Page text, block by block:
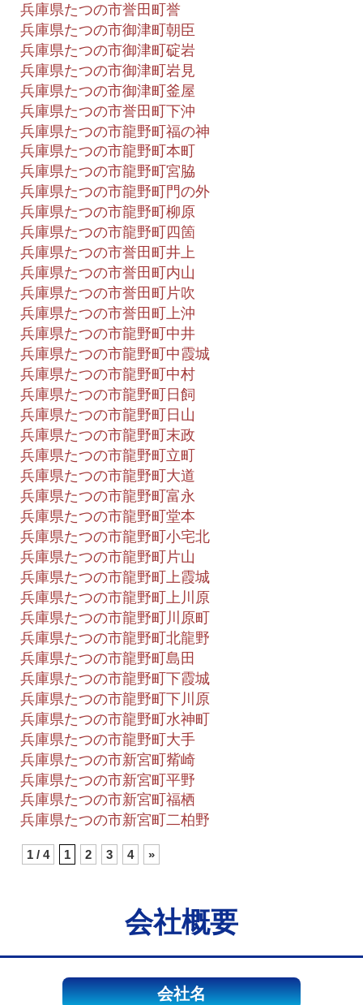
兵庫県たつの市誉田町誉
兵庫県たつの市御津町朝臣
兵庫県たつの市御津町碇岩
兵庫県たつの市御津町岩見
兵庫県たつの市御津町釜屋
兵庫県たつの市誉田町下沖
兵庫県たつの市龍野町福の神
兵庫県たつの市龍野町本町
兵庫県たつの市龍野町宮脇
兵庫県たつの市龍野町門の外
兵庫県たつの市龍野町柳原
兵庫県たつの市龍野町四箇
兵庫県たつの市誉田町井上
兵庫県たつの市誉田町内山
兵庫県たつの市誉田町片吹
兵庫県たつの市誉田町上沖
兵庫県たつの市龍野町中井
兵庫県たつの市龍野町中霞城
兵庫県たつの市龍野町中村
兵庫県たつの市龍野町日飼
兵庫県たつの市龍野町日山
兵庫県たつの市龍野町末政
兵庫県たつの市龍野町立町
兵庫県たつの市龍野町大道
兵庫県たつの市龍野町富永
兵庫県たつの市龍野町堂本
兵庫県たつの市龍野町小宅北
兵庫県たつの市龍野町片山
兵庫県たつの市龍野町上霞城
兵庫県たつの市龍野町上川原
兵庫県たつの市龍野町川原町
兵庫県たつの市龍野町北龍野
兵庫県たつの市龍野町島田
兵庫県たつの市龍野町下霞城
兵庫県たつの市龍野町下川原
兵庫県たつの市龍野町水神町
兵庫県たつの市龍野町大手
兵庫県たつの市新宮町觜崎
兵庫県たつの市新宮町平野
兵庫県たつの市新宮町福栖
兵庫県たつの市新宮町二柏野
1 / 4 1 2 3 4 »
会社概要
会社名